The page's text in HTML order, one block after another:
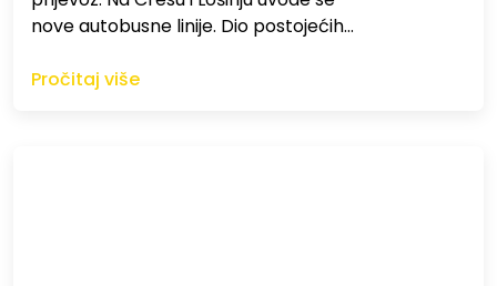
nove autobusne linije. Dio postojećih…
Pročitaj više